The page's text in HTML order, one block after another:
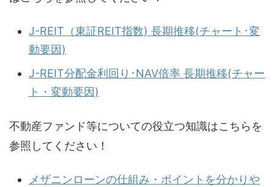
J-REIT（東証REIT指数) 長期推移(チャート･変
動要因)
J-REIT分配金利回り･NAV倍率 長期推移(チャー
ト・変動要因)
不動産ファンド等についての役立つ知識はこちらを
参照してください！
メザニンローンの仕組み・ポイントを分かりや